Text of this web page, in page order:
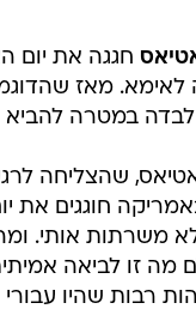
חגגה את יום
לאימא. מאז
במטרה להביא
שהצליחה
חוגגים את
משרתות אותי.
מה זו לביאה
רבות שהיו עבורי